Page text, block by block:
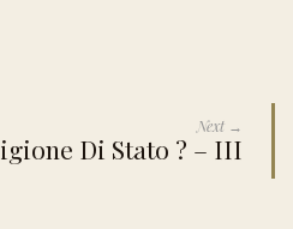
Next →
Di Stato ? – III